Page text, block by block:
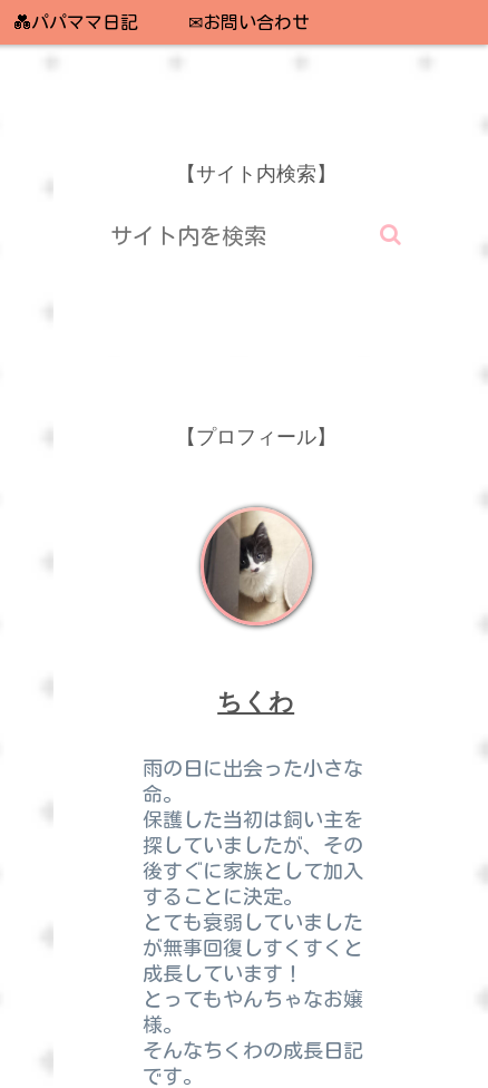
💑パパママ日記 ✉お問い合わせ
【サイト内検索】
【プロフィール】
ちくわ
雨の日に出会った小さな
命。
保護した当初は飼い主を
探していましたが、その
後すぐに家族として加入
することに決定。
とても衰弱していました
が無事回復しすくすくと
成長しています！
とってもやんちゃなお嬢
様。
そんなちくわの成長日記
です。